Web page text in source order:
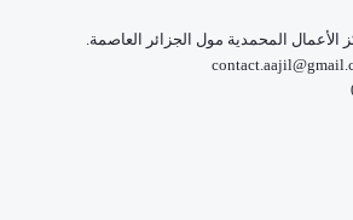
و
ك
الأعمال المحمدية مول الجزائر العاصمة.